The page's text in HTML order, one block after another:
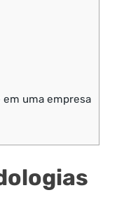
em uma empresa